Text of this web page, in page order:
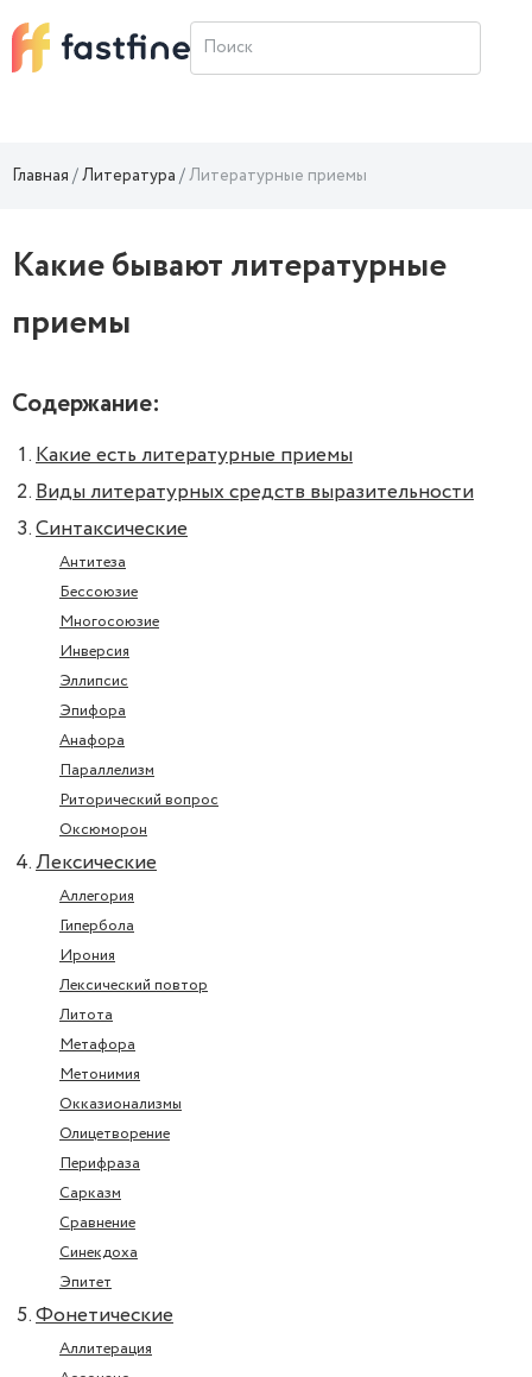
Главная Литература Литературные приемы
Какие бывают литературные
приемы
Содержание:
Какие есть литературные приемы
Виды литературных средств выразительности
Синтаксические
Антитеза
Бессоюзие
Многосоюзие
Инверсия
Эллипсис
Эпифора
Анафора
Параллелизм
Риторический вопрос
Оксюморон
Лексические
Аллегория
Гипербола
Ирония
Лексический повтор
Литота
Метафора
Метонимия
Окказионализмы
Олицетворение
Перифраза
Сарказм
Сравнение
Синекдоха
Эпитет
Фонетические
Аллитерация